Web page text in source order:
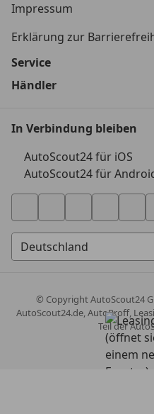
Impressum
Erklärung zur
Service
Händler
In Verbindung bleiben
AutoScout24 für iOS
AutoScout24 für
© CopyrightAutoScout24
AutoScout24.de, AutoProff,
Teil der